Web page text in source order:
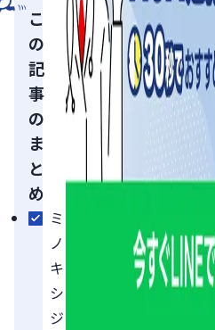
こ
の
記
事
の
ま
と
め
ミ
ノ
キ
シ
ジ